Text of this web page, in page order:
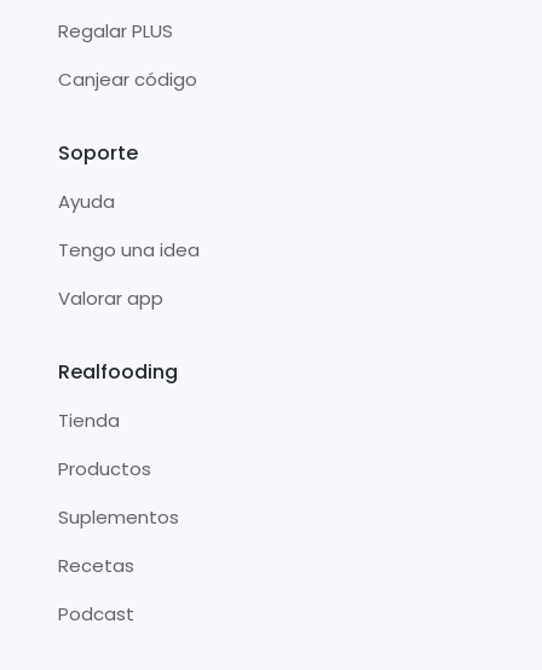
Regalar PLUS
Canjear código
Soporte
Ayuda
Tengo una idea
Valorar app
Realfooding
Tienda
Productos
Suplementos
Recetas
Podcast